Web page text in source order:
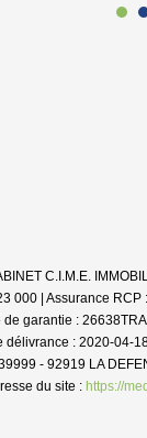
C.I.M.E.
000 | Assurance RCP
garantie :
: 2020-
- 92919 LA
du site : https://